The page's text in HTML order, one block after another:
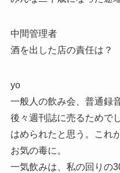
中間管理者
酒を出した店の責任は？
yo
一般人の飲み会、普通録
後々週刊誌に売るためでし
はめられたと思う。これ
お気の毒に。
一気飲みは、私の回りの